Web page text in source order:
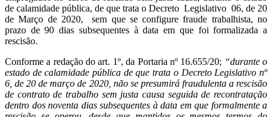
de calamidade pública, de que trata o Decreto Legislativo 06, de 20
de Março de 2020, sem que se configure fraude trabalhista, no
prazo de 90 dias subsequentes à data em que foi formalizada a
rescisão.
Conforme a redação do art. 1º, da Portaria nº 16.655/20; “durante o
estado de calamidade pública de que trata o Decreto Legislativo nº
6, de 20 de março de 2020, não se presumirá fraudulenta a rescisão
de contrato de trabalho sem justa causa seguida de recontratação
dentro dos noventa dias subsequentes à data em que formalmente a